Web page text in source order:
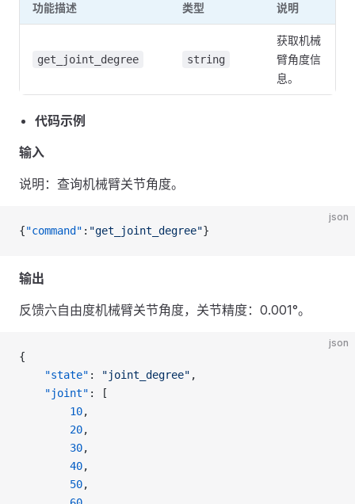
功能描述 类型 说明
get_joint_degree string
获取机械
臂角度信
息。
代码示例
输入
说明：查询机械臂关节角度。
json
{"command" : "get_joint_degree"}
输出
反馈六自由度机械臂关节角度，关节精度：0.001°。
json
{
    "state"
: "joint_degree" ,
    "joint"
: [
        10
,
        20
,
        30
,
        40
,
        50
,